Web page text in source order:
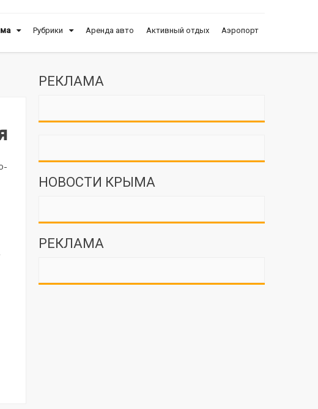
Рубрики Аренда авто Активный отдых Аэропорт
РЕКЛАМА
НОВОСТИ КРЫМА
РЕКЛАМА